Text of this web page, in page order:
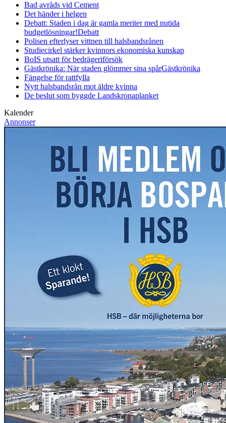
Bad avråds vid Cement
Det händer i helgen
Debatt: Staden i dag är gamla meriter med nutida
budgetlösningar!Debatt
Polisen efterlyser vittnen till halsbandsrånen
Studiecirkel stärker kvinnors ekonomiska kunskap
BoIS utsatt för bedrägeriförsök
Gästkrönika: När staden glömmer sina spårGästkrönika
Fängelse för rattfylla
Nytt halsbandsrån mot äldre kvinna
De beslut som byggde Landskronaplanket
Kalender
Annonser